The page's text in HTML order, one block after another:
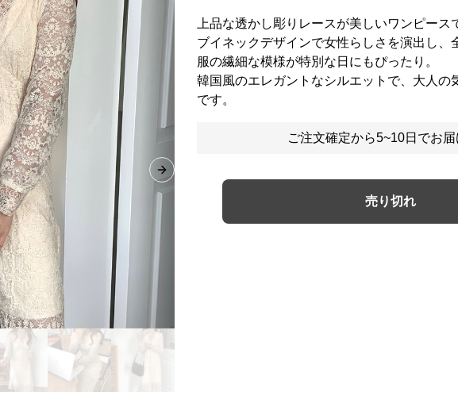
Next slide
上品な透かし彫りレースが美しいワンピース
ブイネックデザインで女性らしさを演出し、
服の繊細な模様が特別な日にもぴったり。
韓国風のエレガントなシルエットで、大人の
です。
ご注文確定から5~10日でお
売り切れ